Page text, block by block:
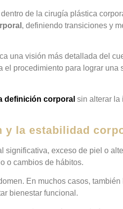
de la cirugía plástica
, definiendo transiciones y
una visión más detallada del
el procedimiento para lograr una
definición corporal sin alterar la
y la estabilidad
significativa, exceso de piel o
o cambios de hábitos.
En muchos casos, también
bienestar funcional.